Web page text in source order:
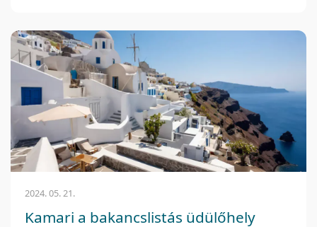
2024. 05. 21.
Kamari a bakancslistás üdülőhely